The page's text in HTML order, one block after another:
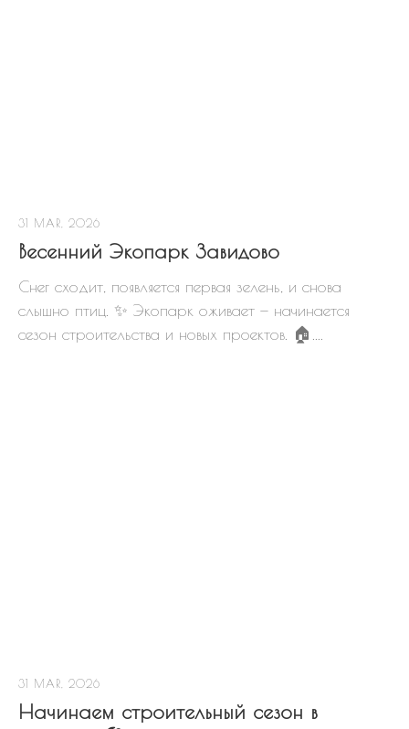
31 MAR, 2026
Весенний Экопарк Завидово
Снег сходит, появляется первая зелень, и снова
слышно птиц. ✨ Экопарк оживает — начинается
сезон строительства и новых проектов. 🏠....
31 MAR, 2026
Начинаем строительный сезон в